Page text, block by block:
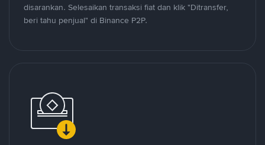
disarankan. Selesaikan transaksi fiat dan klik "Ditransfer,
beri tahu penjual" di Binance P2P.